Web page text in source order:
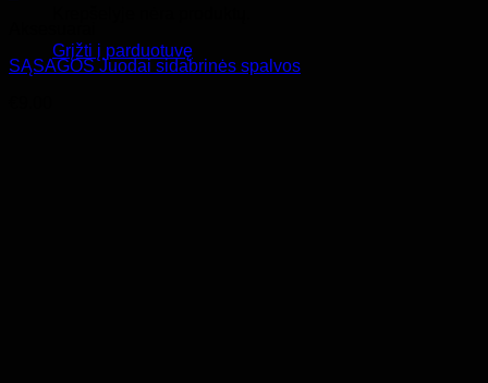
Grįžti į parduotuvę
SĄSAGOS Juodai sidabrinės spalvos